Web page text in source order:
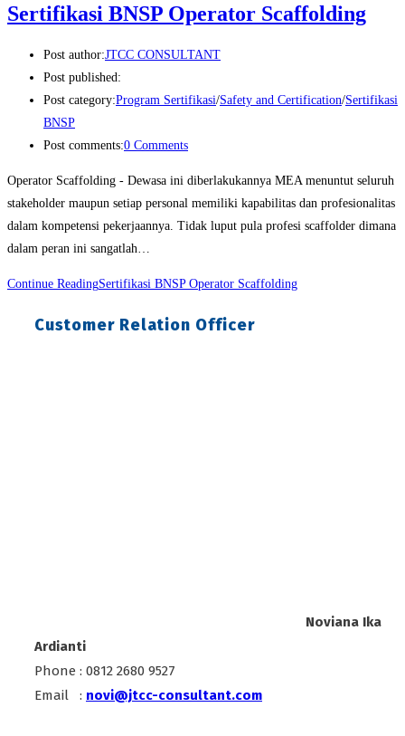
Sertifikasi BNSP Operator Scaffolding
Post author:JTCC CONSULTANT
Post published:
Post category:Program Sertifikasi/Safety and Certification/Sertifikasi
BNSP
Post comments:0 Comments
Operator Scaffolding - Dewasa ini diberlakukannya MEA menuntut seluruh
stakeholder maupun setiap personal memiliki kapabilitas dan profesionalitas
dalam kompetensi pekerjaannya. Tidak luput pula profesi scaffolder dimana
dalam peran ini sangatlah…
Continue ReadingSertifikasi BNSP Operator Scaffolding
Customer Relation Officer
Noviana Ika
Ardianti
Phone : 0812 2680 9527
Email : novi@jtcc-consultant.com